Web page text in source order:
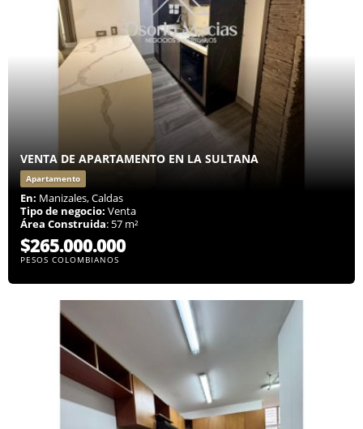
VENTA DE APARTAMENTO EN LA SULTANA
Apartamento
En: Manizales, Caldas
Tipo de negocio: Venta
Área Construida: 57 m²
$265.000.000
PESOS COLOMBIANOS